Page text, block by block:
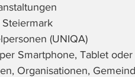
(UNIQA)
Smartphone, Tablet oder
Organisationen,